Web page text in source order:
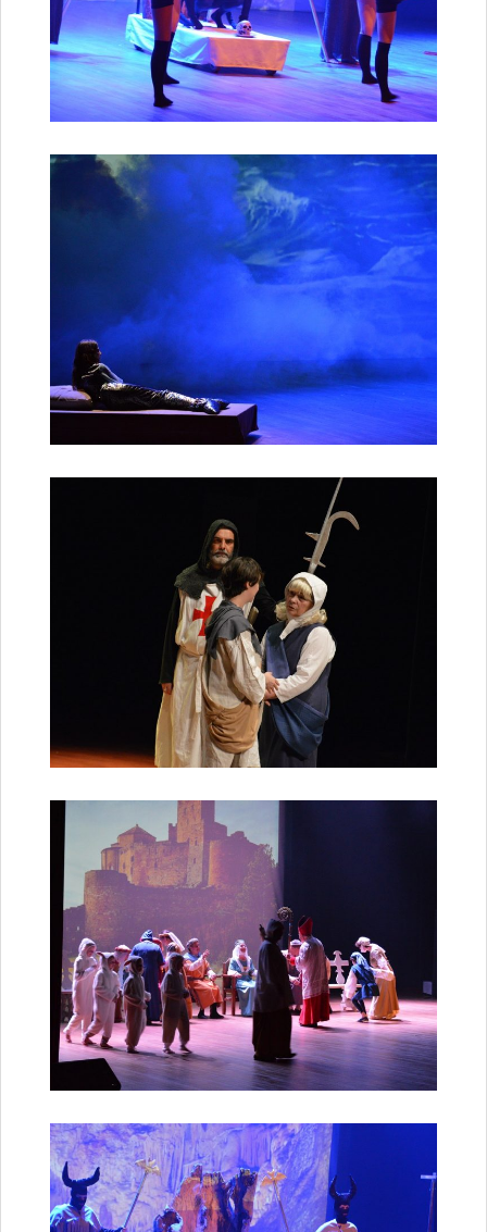
Expositions 2016
Expositions 2015
Expositions 2014
Expositions 2013
Expositions 2012
Expositions 2010
Événements culturels
Rendez-vous photographes
Rendez-vous inventifs
Fête du Pain et de la caillebotte
Castel’Odies
Fête des associations
Fête des Templiers
Rendez-vous peintres de chez-nous
Brocante-foire aux vieux livres
Histoire
Calendrier des événements
Vie économique
Annuaire des entreprises
Hébergement et Restauration
Camping
Meublés de tourisme
Hôtels et Restaurants
Développement économique
Taxe sur la Publicité Extérieure
Vie associative et sportive
Annuaire des associations
Comité de jumelage
Location de salle et de matériel